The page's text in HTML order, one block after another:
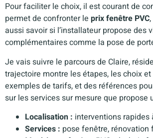
Pour faciliter le choix, il est courant de
permet de confronter le prix fenêtre PVC
aussi savoir si l’installateur propose
complémentaires comme la pose de
Je vais suivre le parcours de Claire,
trajectoire montre les étapes, les choix
exemples de tarifs, et des références
sur les services sur mesure que propose
Localisation : interventions rapides
Services : pose fenêtre,